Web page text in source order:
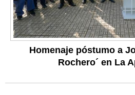
Homenaje póstumo a
Rochero´ en La